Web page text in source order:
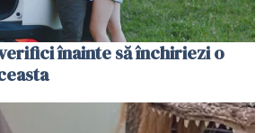
înainte să închiriezi o